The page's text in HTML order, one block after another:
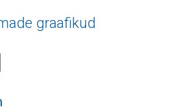
graafikud